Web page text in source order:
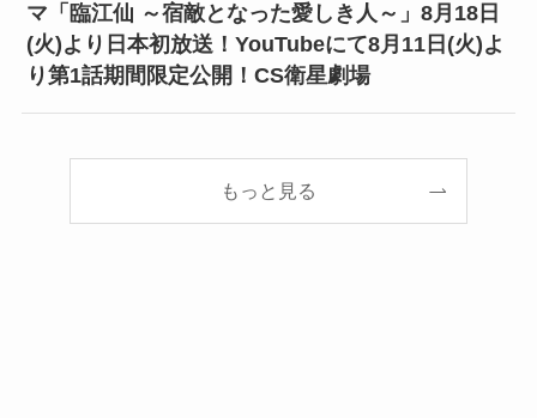
マ「臨江仙 ～宿敵となった愛しき人～」8月18日
(火)より日本初放送！YouTubeにて8月11日(火)よ
り第1話期間限定公開！CS衛星劇場
もっと見る